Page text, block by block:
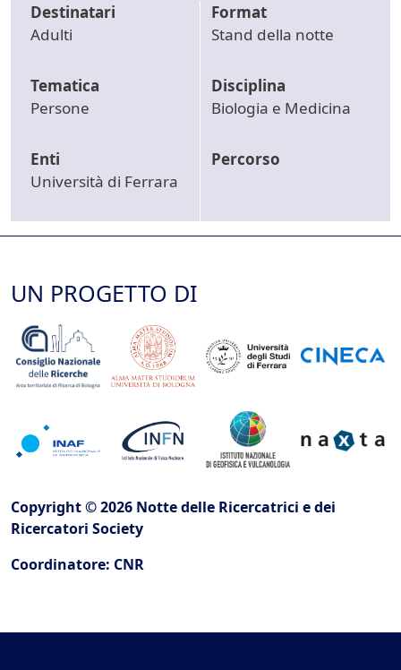
Destinatari
Adulti
Format
Stand della notte
Tematica
Persone
Disciplina
Biologia e Medicina
Enti
Università di Ferrara
Percorso
UN PROGETTO DI
Copyright © 2026 Notte delle Ricercatrici e dei
Ricercatori Society
Coordinatore: CNR